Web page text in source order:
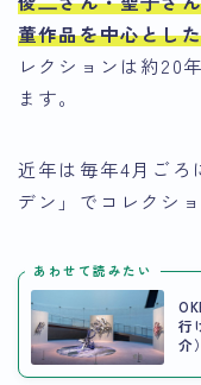
董作品を中心とし
レクションは約20
ます。
近年は毎年4月ごろ
デン」でコレクシ
あわせて読みたい
行
介）